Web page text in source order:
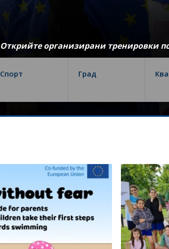
Открийте организирани тренировки
Спорт Град